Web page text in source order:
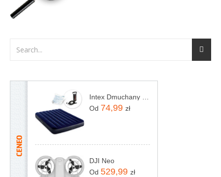
Od 74,99 zł
DJI Neo
Od 529,99 zł